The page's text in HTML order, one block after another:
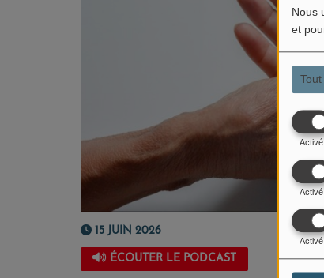
Nous
et
Activé
Activé
Activé
15 JUIN 2026
ÉCOUTER LE PODCAST